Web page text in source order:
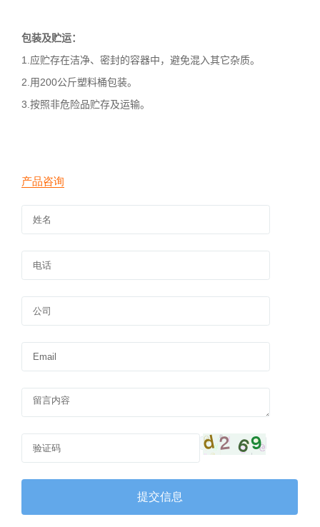
包装及贮运：
1.应贮存在洁净、密封的容器中，避免混入其它杂质。
2.用200公斤塑料桶包装。
3.按照非危险品贮存及运输。